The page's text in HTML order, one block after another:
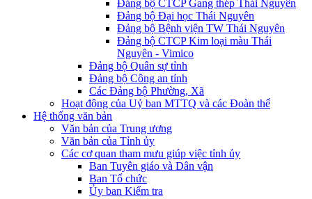
Đảng bộ CTCP Gang thép Thái Nguyên
Đảng bộ Đại học Thái Nguyên
Đảng bộ Bệnh viện TW Thái Nguyên
Đảng bộ CTCP Kim loại màu Thái
Nguyên - Vimico
Đảng bộ Quân sự tỉnh
Đảng bộ Công an tỉnh
Các Đảng bộ Phường, Xã
Hoạt động của Uỷ ban MTTQ và các Đoàn thể
Hệ thống văn bản
Văn bản của Trung ương
Văn bản của Tỉnh ủy
Các cơ quan tham mưu giúp việc tỉnh ủy
Ban Tuyên giáo và Dân vận
Ban Tổ chức
Ủy ban Kiểm tra